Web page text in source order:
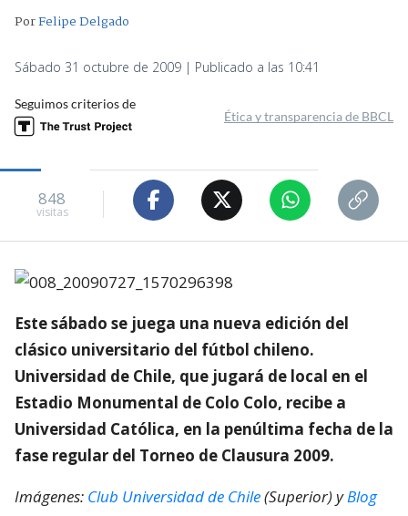
PorFelipe Delgado
Sábado 31 octubre de 2009 | Publicado a las 10:41
Seguimos criterios de
Ética y transparencia de BBCL
848
visitas
Este sábado se juega una nueva edición del
clásico universitario del fútbol chileno.
Universidad de Chile, que jugará de local en el
Estadio Monumental de Colo Colo, recibe a
Universidad Católica, en la penúltima fecha de la
fase regular del Torneo de Clausura 2009.
Imágenes: Club Universidad de Chile(Superior) yBlog